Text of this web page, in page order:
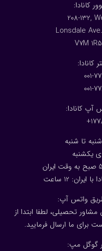
کانادا
208-132,
Lonsdale
V7M
کانادا
001-
001-
آپ کانادا:
تا شنبه
یکشنبه
ایران: 1 2 ساعت
طریق واتس آپ:
تحصیلی، لطفا ابتدا از
ما ارسال فرمایید.
گوگل مپ: